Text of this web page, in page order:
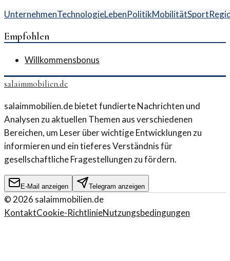
UnternehmenTechnologieLebenPolitikMobilitätSport
Empfohlen
Willkommensbonus
salaimmobilien.de
salaimmobilien.de bietet fundierte Nachrichten und
Analysen zu aktuellen Themen aus verschiedenen
Bereichen, um Leser über wichtige Entwicklungen zu
informieren und ein tieferes Verständnis für
gesellschaftliche Fragestellungen zu fördern.
E-Mail anzeigen Telegram anzeigen
©2026 salaimmobilien.de
KontaktCookie-RichtlinieNutzungsbedingungen